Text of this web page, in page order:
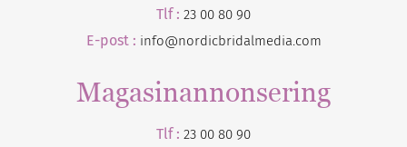
Tlf : 23 00 80 90
E-post : info@nordicbridalmedia.com
Magasinannonsering
Tlf : 23 00 80 90